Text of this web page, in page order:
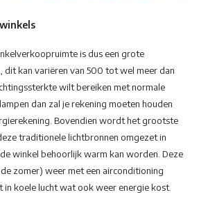
is dus een grote
kan variëren van 500 tot wel meer dan
wilt bereiken met normale
dan zal je rekening moeten houden
Bovendien wordt het grootste
traditionele lichtbronnen omgezet in
winkel behoorlijk warm kan worden. Deze
zomer) weer met een airconditioning
koele lucht wat ook weer energie kost.